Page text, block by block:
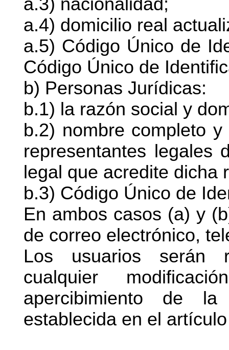
a.4) domicilio real
a.5) Código Único de
Código Único de
b) Personas Jurídicas:
b.1) la razón social y
b.2) nombre completo
representantes legales
legal que acredite dicha
b.3) Código Único de
En ambos casos (a) y
de correo electrónico,
Los usuarios serán
cualquier
apercibimiento de
establecida en el